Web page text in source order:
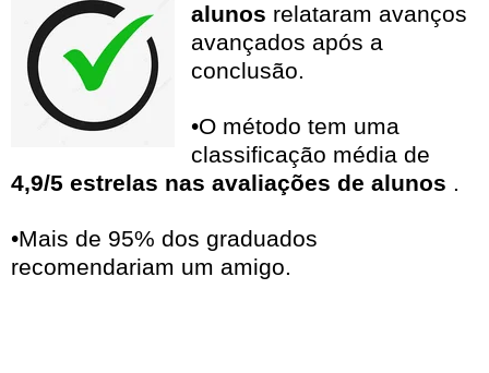
alunos relataram avanços
avançados após a
conclusão.
•O método tem uma
classificação média de
4,9/5 estrelas nas avaliações de alunos .
•Mais de 95% dos graduados
recomendariam um amigo.